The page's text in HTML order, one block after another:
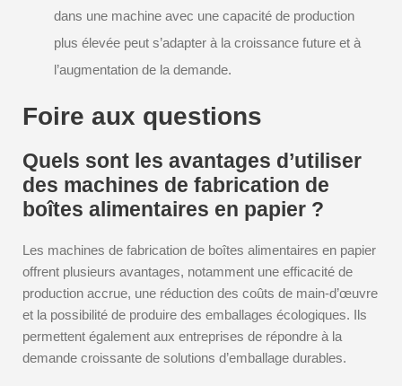
dans une machine avec une capacité de production
plus élevée peut s’adapter à la croissance future et à
l’augmentation de la demande.
Foire aux questions
Quels sont les avantages d’utiliser
des machines de fabrication de
boîtes alimentaires en papier ?
Les machines de fabrication de boîtes alimentaires en papier
offrent plusieurs avantages, notamment une efficacité de
production accrue, une réduction des coûts de main-d’œuvre
et la possibilité de produire des emballages écologiques. Ils
permettent également aux entreprises de répondre à la
demande croissante de solutions d’emballage durables.